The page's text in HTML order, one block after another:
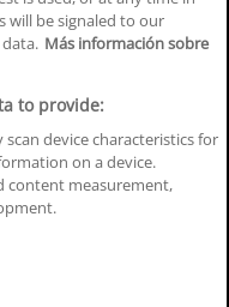
will be signaled to our
Más información sobre
to provide:
device characteristics for
on a device.
content measurement,